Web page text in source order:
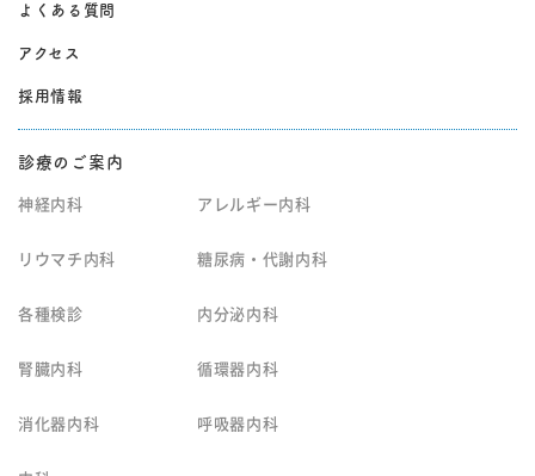
よくある質問
アクセス
採用情報
診療のご案内
神経内科 アレルギー内科
リウマチ内科 糖尿病・代謝内科
各種検診 内分泌内科
腎臓内科 循環器内科
消化器内科 呼吸器内科